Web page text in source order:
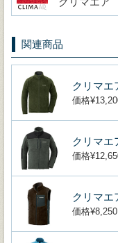
関連商品
クリマエ
価格
クリマエ
価格
クリマエ
価格¥8,250